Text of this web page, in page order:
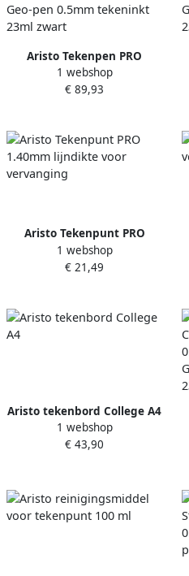
Aristo Tekenpen PRO
College-set 6-delig 0.25-
0.50-0.70mm tekenpennen
1 webshop
€ 89,93
Aristo Tekenpunt PRO
1.40mm lijndikte voor
vervanging
1 webshop
€ 21,49
Aristo tekenbord College A4
1 webshop
€ 43,90